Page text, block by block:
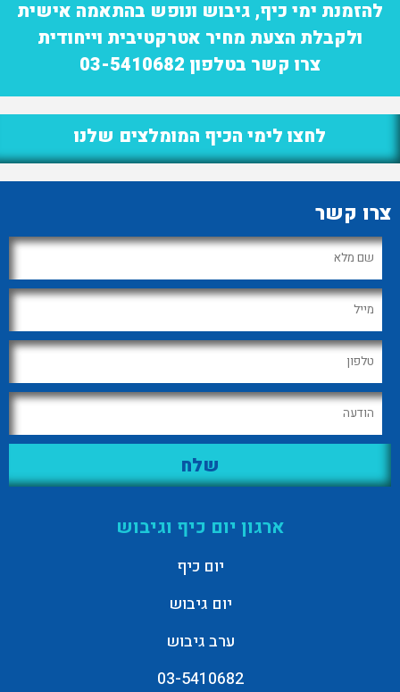
להזמנת ימי כיף, גיבוש ונופש בהתאמה אישית
ולקבלת הצעת מחיר אטרקטיבית וייחודית
צרו קשר בטלפון 03-5410682
לחצו לימי הכיף המומלצים שלנו
צרו קשר
ארגון יום כיף וגיבוש
יום כיף
יום גיבוש
ערב גיבוש
03-5410682